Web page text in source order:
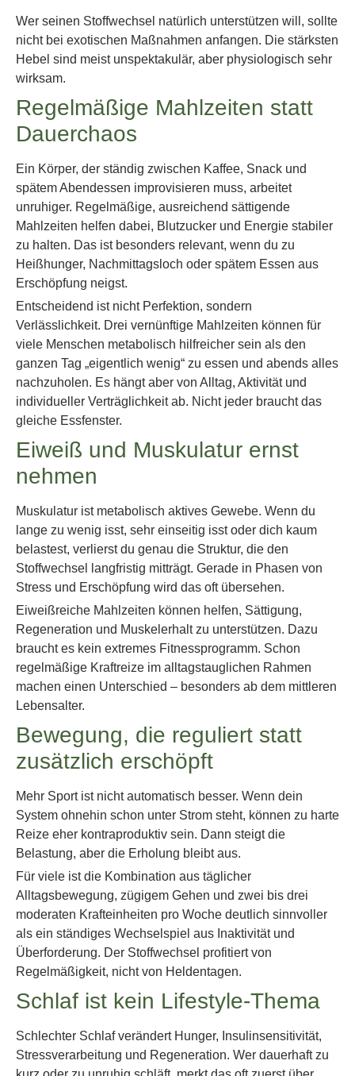
Wer seinen Stoffwechsel natürlich unterstützen will, sollte
nicht bei exotischen Maßnahmen anfangen. Die stärksten
Hebel sind meist unspektakulär, aber physiologisch sehr
wirksam.
Regelmäßige Mahlzeiten statt
Dauerchaos
Ein Körper, der ständig zwischen Kaffee, Snack und
spätem Abendessen improvisieren muss, arbeitet
unruhiger. Regelmäßige, ausreichend sättigende
Mahlzeiten helfen dabei, Blutzucker und Energie stabiler
zu halten. Das ist besonders relevant, wenn du zu
Heißhunger, Nachmittagsloch oder spätem Essen aus
Erschöpfung neigst.
Entscheidend ist nicht Perfektion, sondern
Verlässlichkeit. Drei vernünftige Mahlzeiten können für
viele Menschen metabolisch hilfreicher sein als den
ganzen Tag „eigentlich wenig“ zu essen und abends alles
nachzuholen. Es hängt aber von Alltag, Aktivität und
individueller Verträglichkeit ab. Nicht jeder braucht das
gleiche Essfenster.
Eiweiß und Muskulatur ernst
nehmen
Muskulatur ist metabolisch aktives Gewebe. Wenn du
lange zu wenig isst, sehr einseitig isst oder dich kaum
belastest, verlierst du genau die Struktur, die den
Stoffwechsel langfristig mitträgt. Gerade in Phasen von
Stress und Erschöpfung wird das oft übersehen.
Eiweißreiche Mahlzeiten können helfen, Sättigung,
Regeneration und Muskelerhalt zu unterstützen. Dazu
braucht es kein extremes Fitnessprogramm. Schon
regelmäßige Kraftreize im alltagstauglichen Rahmen
machen einen Unterschied – besonders ab dem mittleren
Lebensalter.
Bewegung, die reguliert statt
zusätzlich erschöpft
Mehr Sport ist nicht automatisch besser. Wenn dein
System ohnehin schon unter Strom steht, können zu harte
Reize eher kontraproduktiv sein. Dann steigt die
Belastung, aber die Erholung bleibt aus.
Für viele ist die Kombination aus täglicher
Alltagsbewegung, zügigem Gehen und zwei bis drei
moderaten Krafteinheiten pro Woche deutlich sinnvoller
als ein ständiges Wechselspiel aus Inaktivität und
Überforderung. Der Stoffwechsel profitiert von
Regelmäßigkeit, nicht von Heldentagen.
Schlaf ist kein Lifestyle-Thema
Schlechter Schlaf verändert Hunger, Insulinsensitivität,
Stressverarbeitung und Regeneration. Wer dauerhaft zu